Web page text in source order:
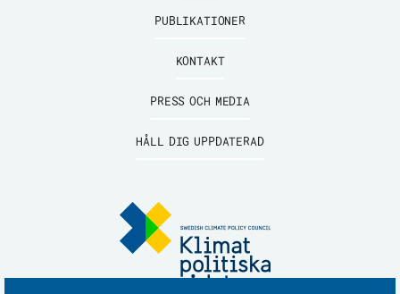
PUBLIKATIONER
KONTAKT
PRESS OCH MEDIA
HÅLL DIG UPPDATERAD